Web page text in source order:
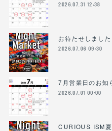
2026.07.31 12:38
お待たせしまし
2026.07.06 09:30
7月営業日のお知
2026.07.01 00:00
CURIOUS ISM